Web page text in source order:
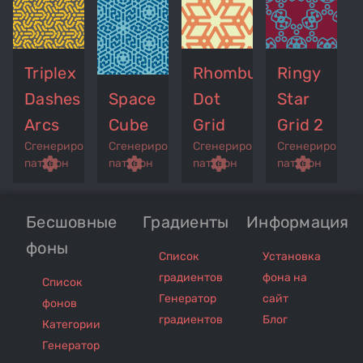
Triplex
Dashes
Arcs
Сгенерированный
паттерн
settings
Space
Cube
Сгенерированный
паттерн
remove_red_eye get_app settings
Rhombus
Dot
Grid
Сгенерированный
паттерн
remove_red_eye get_app settings
Ringy
Star
Grid 2
паттерн
remove_red_eye get_app settings
Бесшовные
фоны
Список
фонов
Категории
Генератор
Градиенты
Список
градиентов
Генератор
градиентов
Информация
Установка
фона на
сайт
Блог